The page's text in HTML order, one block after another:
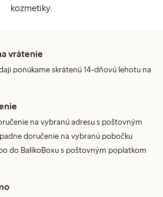
kozmetiky.
vrátenie
ponúkame skrátenú 14-dňovú lehotu na
na vybranú adresu s poštovným
doručenie na vybranú pobočku
do BalíkoBoxu s poštovným poplatkom